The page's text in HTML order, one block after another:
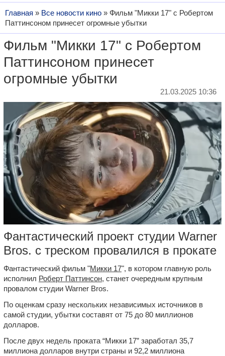
Главная » Все новости кино » Фильм "Микки 17" с Робертом
Паттинсоном принесет огромные убытки
Фильм "Микки 17" с Робертом
Паттинсоном принесет
огромные убытки
21.03.2025 10:36
Фантастический проект студии Warner
Bros. с треском провалился в прокате
Фантастический фильм "Микки 17", в котором главную роль
исполнил Роберт Паттинсон, станет очередным крупным
провалом студии Warner Bros.
По оценкам сразу нескольких независимых источников в
самой студии, убытки составят от 75 до 80 миллионов
долларов.
После двух недель проката “Микки 17” заработал 35,7
миллиона долларов внутри страны и 92,2 миллиона